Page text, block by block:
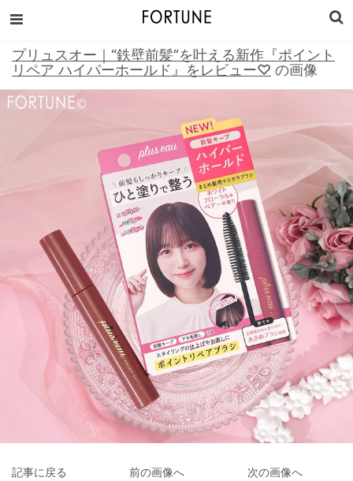
プリュスオー｜“鉄壁前髪”を叶える新作『ポイント
リペア ハイパーホールド』をレビュー♡ の画像
記事に戻る 前の画像へ 次の画像へ